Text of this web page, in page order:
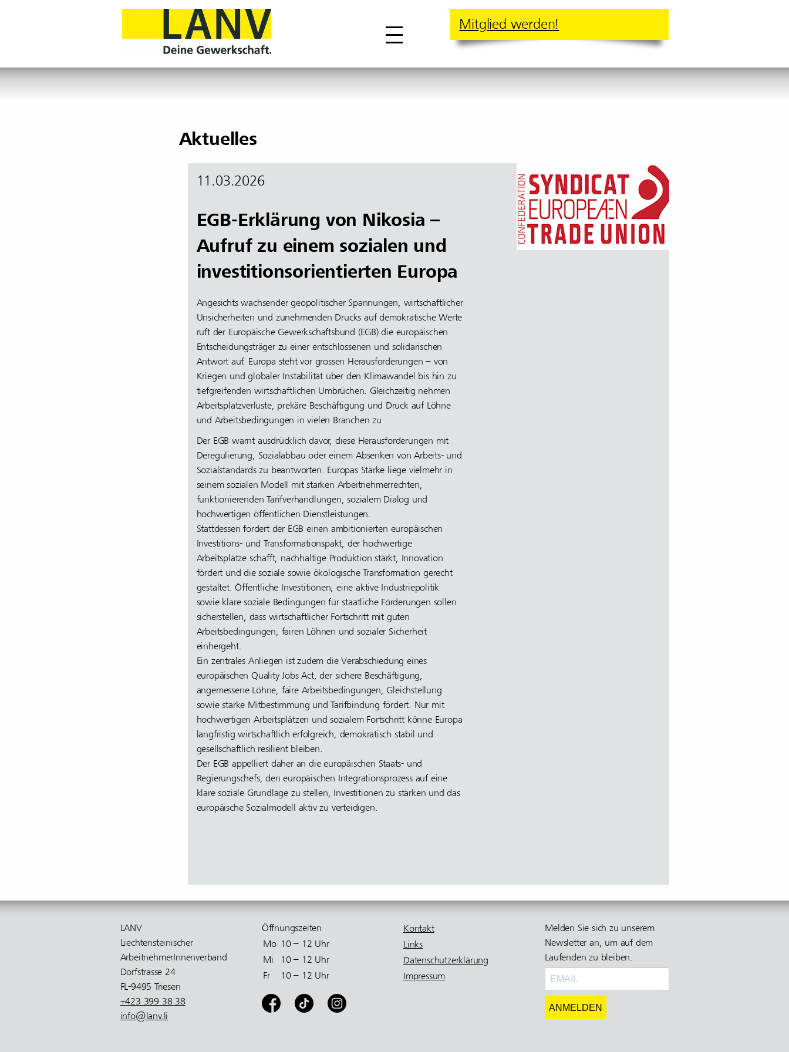
Mitglied werden!
Aktuelles
11.03.2026
EGB-Erklärung von Nikosia –
Aufruf zu einem sozialen und
investitionsorientierten Europa
Angesichts wachsender geopolitischer Spannungen, wirtschaftlicher
Unsicherheiten und zunehmenden Drucks auf demokratische Werte
ruft der Europäische Gewerkschaftsbund (EGB) die europäischen
Entscheidungsträger zu einer entschlossenen und solidarischen
Antwort auf. Europa steht vor grossen Herausforderungen – von
Kriegen und globaler Instabilität über den Klimawandel bis hin zu
tiefgreifenden wirtschaftlichen Umbrüchen. Gleichzeitig nehmen
Arbeitsplatzverluste, prekäre Beschäftigung und Druck auf Löhne
und Arbeitsbedingungen in vielen Branchen zu
Der EGB warnt ausdrücklich davor, diese Herausforderungen mit
Deregulierung, Sozialabbau oder einem Absenken von Arbeits- und
Sozialstandards zu beantworten. Europas Stärke liege vielmehr in
seinem sozialen Modell mit starken Arbeitnehmerrechten,
funktionierenden Tarifverhandlungen, sozialem Dialog und
hochwertigen öffentlichen Dienstleistungen.
Stattdessen fordert der EGB einen ambitionierten europäischen
Investitions- und Transformationspakt, der hochwertige
Arbeitsplätze schafft, nachhaltige Produktion stärkt, Innovation
fördert und die soziale sowie ökologische Transformation gerecht
gestaltet. Öffentliche Investitionen, eine aktive Industriepolitik
sowie klare soziale Bedingungen für staatliche Förderungen sollen
sicherstellen, dass wirtschaftlicher Fortschritt mit guten
Arbeitsbedingungen, fairen Löhnen und sozialer Sicherheit
einhergeht.
Ein zentrales Anliegen ist zudem die Verabschiedung eines
europäischen Quality Jobs Act, der sichere Beschäftigung,
angemessene Löhne, faire Arbeitsbedingungen, Gleichstellung
sowie starke Mitbestimmung und Tarifbindung fördert. Nur mit
hochwertigen Arbeitsplätzen und sozialem Fortschritt könne Europa
langfristig wirtschaftlich erfolgreich, demokratisch stabil und
gesellschaftlich resilient bleiben.
Der EGB appelliert daher an die europäischen Staats- und
Regierungschefs, den europäischen Integrationsprozess auf eine
klare soziale Grundlage zu stellen, Investitionen zu stärken und das
europäische Sozialmodell aktiv zu verteidigen.
LANV
Liech­ten­stei­ni­scher
Arbeit­neh­me­rIn­nen­ver­band
Dorf­strasse 24
FL-9495 Triesen
+423 399 38 38
info@lanv.li
Öffnungs­zeiten
Mo 10 – 12 Uhr
Mi
10 – 12 Uhr
Fr
10 – 12 Uhr
Kontakt
Links
Datenschutzerklärung
Impressum
Melden Sie sich zu unserem
Newsletter an, um auf dem
Laufenden zu bleiben.
ANMELDEN